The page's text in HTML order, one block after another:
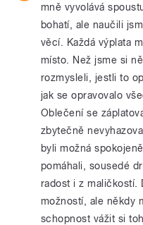
mně vyvolává
bohatí, ale naučili
věcí. Každá výplata
místo. Než jsme si
rozmysleli, jestli to
jak se opravovalo
Oblečení se
zbytečně
byli možná
pomáhali, sousedé
radost i z maličkostí.
možností, ale někdy
schopnost vážit si